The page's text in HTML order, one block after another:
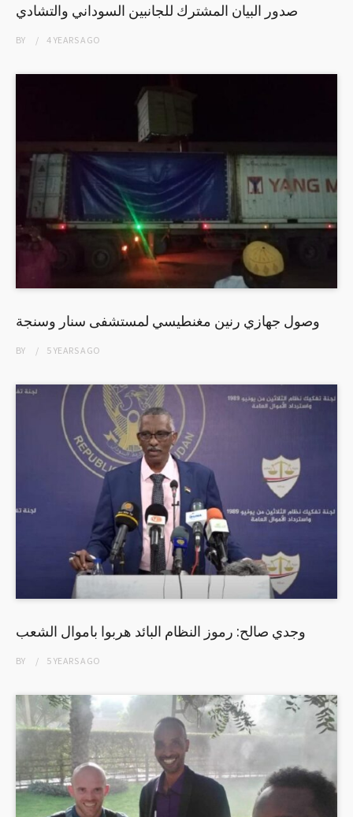
صدور البيان المشترك للجانبين السوداني والتشادي
BY 4 YEARSAGO
وصول جهازي رنين مغنطيسي لمستشفى سنار وسنجة
BY 5 YEARSAGO
وجدي صالح: رموز النظام البائد هربوا باموال الشعب
BY 5 YEARSAGO